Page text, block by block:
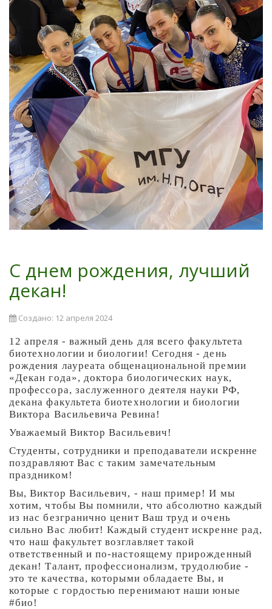
С днем рождения, лучший
декан!
Создано: 12 апреля 2024
12 апреля - важный день для всего факультета
биотехнологии и биологии! Сегодня - день
рождения лауреата общенациональной премии
«Декан года», доктора биологических наук,
профессора, заслуженного деятеля науки РФ,
декана факультета биотехнологии и биологии
Виктора Васильевича Ревина!
Уважаемый Виктор Васильевич!
Студенты, сотрудники и преподаватели искренне
поздравляют Вас с таким замечательным
праздником!
Вы, Виктор Васильевич, - наш пример! И мы
хотим, чтобы Вы помнили, что абсолютно каждый
из нас безгранично ценит Ваш труд и очень
сильно Вас любит! Каждый студент искренне рад,
что наш факультет возглавляет такой
ответственный и по-настоящему прирожденный
декан! Талант, профессионализм, трудолюбие -
это те качества, которыми обладаете Вы, и
которые с гордостью перенимают наши юные
#био!